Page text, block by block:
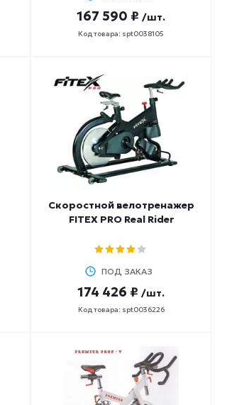
167 590 ₽ /шт.
Код товара: spt0038105
Скоростной велотренажер
FITEX PRO Real Rider
ПОД ЗАКАЗ
174 426 ₽ /шт.
Код товара: spt0036226